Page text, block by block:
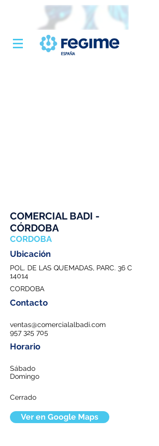
COMERCIAL BADI -
CÓRDOBA
CORDOBA
Ubicación
POL. DE LAS QUEMADAS, PARC. 36 C
14014
CORDOBA
Contacto
ventas@comercialalbadi.com
957 325 705
Horario
Sábado
Domingo
Cerrado
Ver en Google Maps